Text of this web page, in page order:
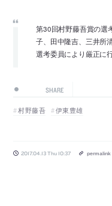
第30回村野藤吾賞の選
子、田中隆吉、三井所
選考委員により厳正に
SHARE
村野藤吾 伊東豊雄
2017.04.13 Thu 10:37 permalink